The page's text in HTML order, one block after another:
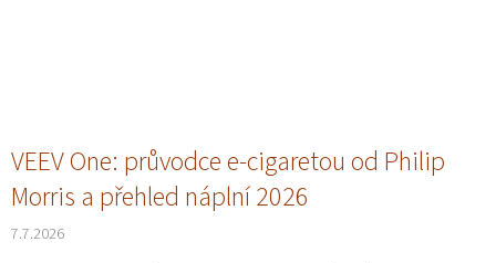
VEEV One: průvodce e-cigaretou od Philip
Morris a přehled náplní 2026
7.7.2026